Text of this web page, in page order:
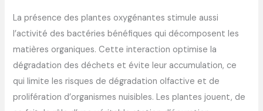
La présence des plantes oxygénantes stimule aussi
l’activité des bactéries bénéfiques qui décomposent les
matières organiques. Cette interaction optimise la
dégradation des déchets et évite leur accumulation, ce
qui limite les risques de dégradation olfactive et de
prolifération d’organismes nuisibles. Les plantes jouent, de